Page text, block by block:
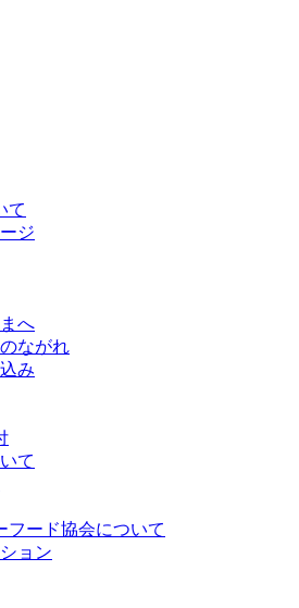
て
ジ
へ
ながれ
み
て
フード協会について
ョン